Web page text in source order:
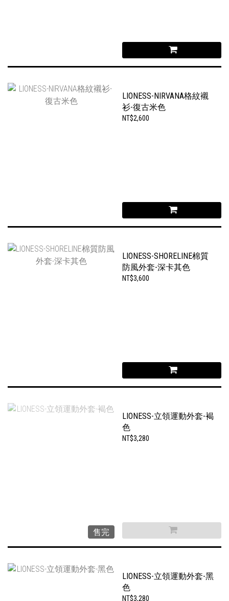
LIONESS-NIRVANA格紋襯
衫-復古米色
NT$2,600
LIONESS-SHORELINE棉質
防風外套-深卡其色
NT$3,600
售完
LIONESS-立領運動外套-褐
色
NT$3,280
LIONESS-立領運動外套-黑
色
NT$3,280